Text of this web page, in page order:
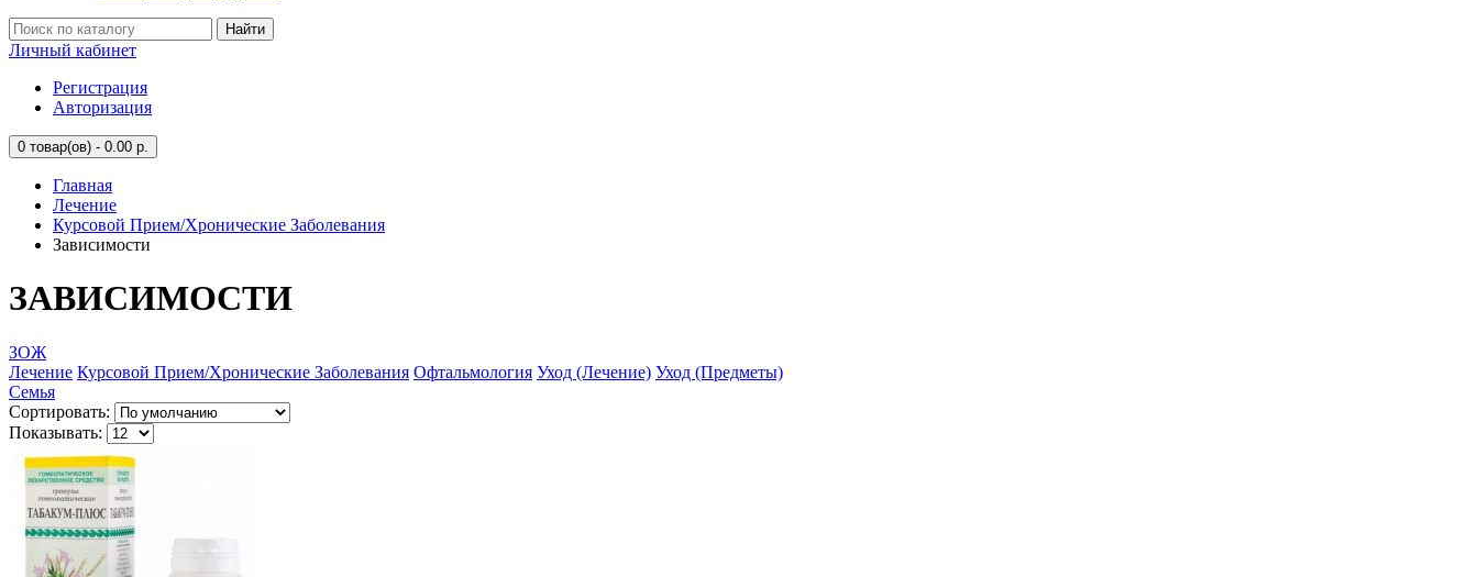
Найти
Личный кабинет
Регистрация
Авторизация
0 товар(ов) - 0.00 р.
Главная
Лечение
Курсовой Прием/Хронические Заболевания
Зависимости
ЗАВИСИМОСТИ
ЗОЖ
Лечение Курсовой Прием/Хронические Заболевания Офтальмология Уход (Лечение) Уход (Предметы)
Семья
Сортировать:
Показывать: